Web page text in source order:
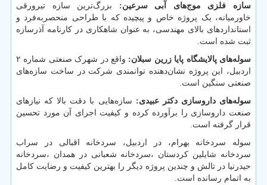
سازه فلزی موج‌های آبی سرعین: بزرگ‌ترین سازه تیرورقی
خاورمیانه، یک پروژه خاص و پیچیده که با طراحی منحصربه‌فرد و
استانداردهای بالای مهندسی، به عنوان شاهکاری در کارنامه آذرسازه
ثبت شده است.
سوله‌های پالایشگاه پایا زرین سبلان:
واقع در شهرک صنعتی شماره ۲
اردبیل، این پروژه نشان‌دهنده توانمندی شرکت در ساخت سازه‌های
صنعتی سنگین است.
سوله‌های داروسازی دکتر عبیدی: سازه‌هایی با دقت بالا که نیازهای
صنعت داروسازی را برآورده کرده و کیفیت اجرای آن مورد تحسین
قرار گرفته است.
سوله سردخانه بهرام، در اردبیل، سردخانه اقبالی در سراب
سردخانه شایلین کردستان ،سردخانه شعبانی در همدان ،سردخانه
حیدرنیا در تالش و چندین پروژه دیگر را بهترین کیفیت و رضایت کامل
به اتمام رسانده است.